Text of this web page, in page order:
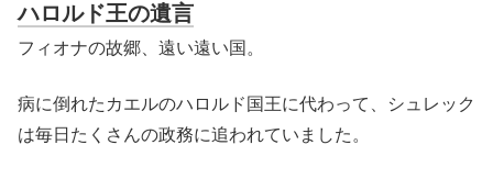
ハロルド王の遺言
フィオナの故郷、遠い遠い国。
病に倒れたカエルのハロルド国王に代わって、シュレック
は毎日たくさんの政務に追われていました。